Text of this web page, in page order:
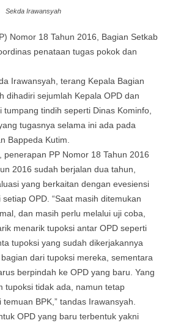
Sekda Irawansyah
Nomor 18 Tahun 2016, Bagian Setkab
penataan tugas pokok dan
Irawansyah, terang Kepala Bagian
dihadiri sejumlah Kepala OPD dan
tindih seperti Dinas Kominfo,
tugasnya selama ini ada pada
Bappeda Kutim.
penerapan PP Nomor 18 Tahun 2016
2016 sudah berjalan dua tahun,
yang berkaitan dengan evesiensi
OPD. “Saat masih ditemukan
dan masih perlu melalui uji coba,
menarik tupoksi antar OPD seperti
tupoksi yang sudah dikerjakannya
dari tupoksi mereka, sementara
berpindah ke OPD yang baru. Yang
tupoksi tidak ada, namun tetap
BPK,” tandas Irawansyah.
OPD yang baru terbentuk yakni